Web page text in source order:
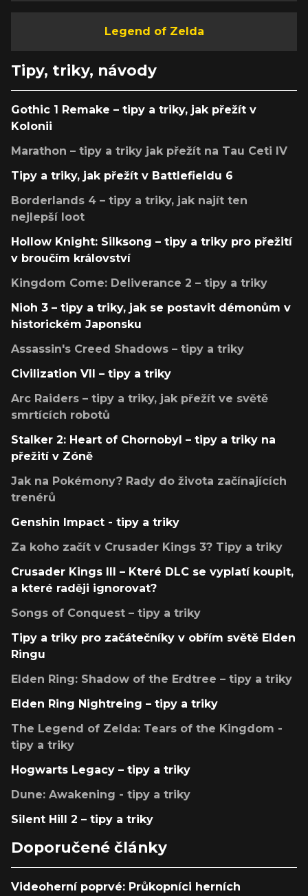
Legend of Zelda
Tipy, triky, návody
Gothic 1 Remake – tipy a triky, jak přežít v
Kolonii
Marathon – tipy a triky jak přežít na Tau Ceti IV
Tipy a triky, jak přežít v Battlefieldu 6
Borderlands 4 – tipy a triky, jak najít ten
nejlepší loot
Hollow Knight: Silksong – tipy a triky pro přežití
v broučím království
Kingdom Come: Deliverance 2 – tipy a triky
Nioh 3 – tipy a triky, jak se postavit démonům v
historickém Japonsku
Assassin's Creed Shadows – tipy a triky
Civilization VII – tipy a triky
Arc Raiders – tipy a triky, jak přežít ve světě
smrtících robotů
Stalker 2: Heart of Chornobyl – tipy a triky na
přežití v Zóně
Jak na Pokémony? Rady do života začínajících
trenérů
Genshin Impact - tipy a triky
Za koho začít v Crusader Kings 3? Tipy a triky
Crusader Kings III – Které DLC se vyplatí koupit,
a které raději ignorovat?
Songs of Conquest – tipy a triky
Tipy a triky pro začátečníky v obřím světě Elden
Ringu
Elden Ring: Shadow of the Erdtree – tipy a triky
Elden Ring Nightreing – tipy a triky
The Legend of Zelda: Tears of the Kingdom -
tipy a triky
Hogwarts Legacy – tipy a triky
Dune: Awakening - tipy a triky
Silent Hill 2 – tipy a triky
Doporučené články
Videoherní poprvé: Průkopníci herních